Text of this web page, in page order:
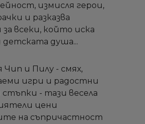
измисля герои,
и разказва
всеки, който иска
детската душа...
Чип и Пилу - смях,
игри и радостни
- тази весела
цени
на съпричастност